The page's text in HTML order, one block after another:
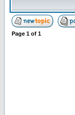
Page 1 of 1